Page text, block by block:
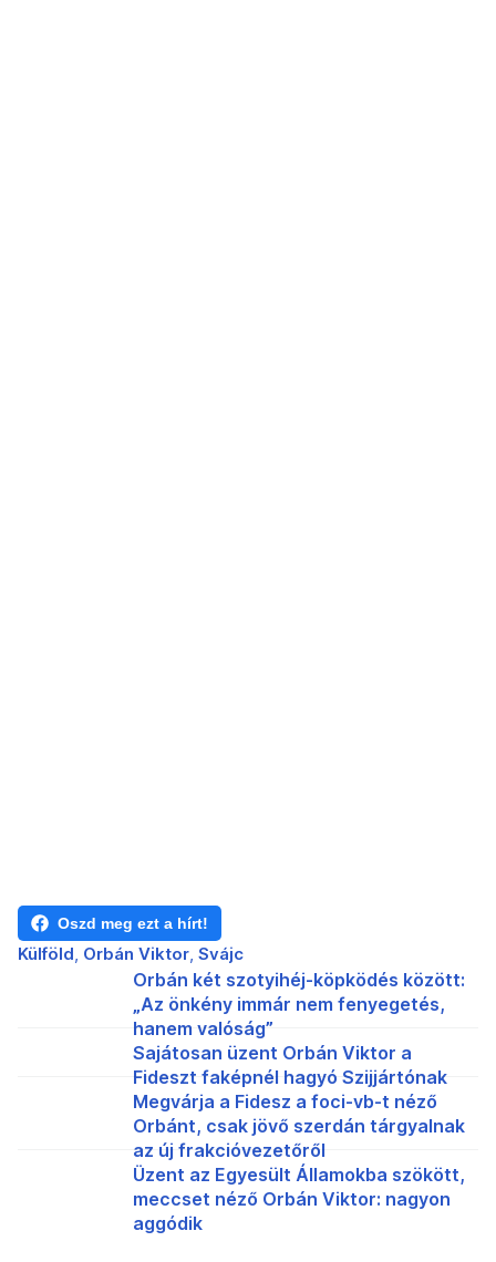
Oszd meg ezt a hírt!
Külföld Orbán Viktor Svájc
Orbán két szotyihéj-köpködés között:
„Az önkény immár nem fenyegetés,
hanem valóság”
Sajátosan üzent Orbán Viktor a
Fideszt faképnél hagyó Szijjártónak
Megvárja a Fidesz a foci-vb-t néző
Orbánt, csak jövő szerdán tárgyalnak
az új frakcióvezetőről
Üzent az Egyesült Államokba szökött,
meccset néző Orbán Viktor: nagyon
aggódik